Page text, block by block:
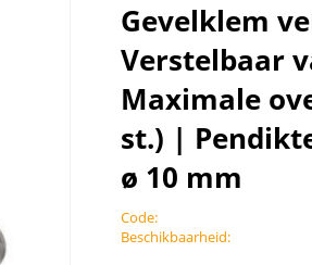
Gevelklem
Verstelbaar
Maximale
st.) |
ø 10 mm
Code:
Beschikbaarheid: